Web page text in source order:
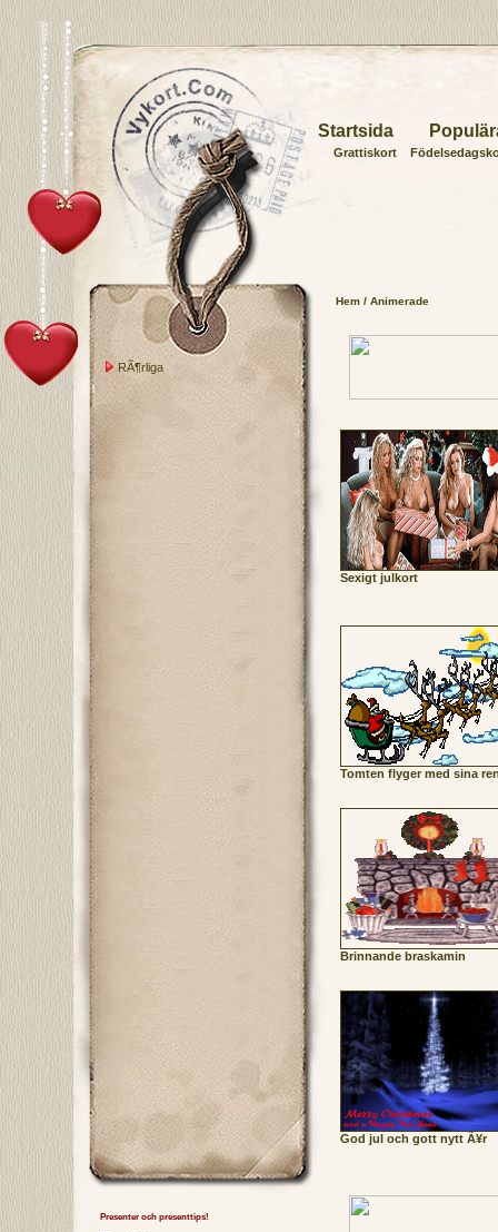
Startsida
Grattiskort
Hem/ Animerade
Sexigt julkort
Tomten flyger med sina
Brinnande braskamin
God jul och gott nytt Ã¥r
RÃ¶rliga
Presenter och presenttips!